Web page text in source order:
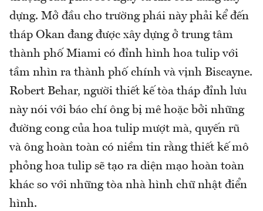
dựng. Mở đầu cho trường phái này phải kể đến
tháp Okan đang được xây dựng ở trung tâm
thành phố Miami có đỉnh hình hoa tulip với
tầm nhìn ra thành phố chính và vịnh Biscayne.
Robert Behar, người thiết kế tòa tháp đỉnh lưu
này nói với báo chí ông bị mê hoặc bởi những
đường cong của hoa tulip mượt mà, quyến rũ
và ông hoàn toàn có niềm tin rằng thiết kế mô
phỏng hoa tulip sẽ tạo ra diện mạo hoàn toàn
khác so với những tòa nhà hình chữ nhật điển
hình.